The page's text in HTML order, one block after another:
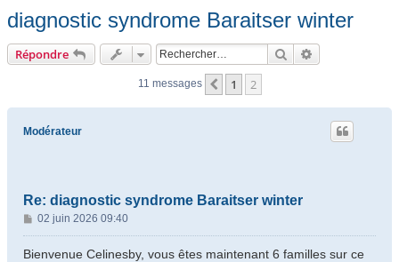
diagnostic syndrome Baraitser winter
Répondre Rechercher
11 messages Précédent
1 2
Modérateur
Re: diagnostic syndrome Baraitser winter
M
e
s
02 juin 2026 09:40
Bienvenue Celinesby, vous êtes maintenant 6 familles sur ce